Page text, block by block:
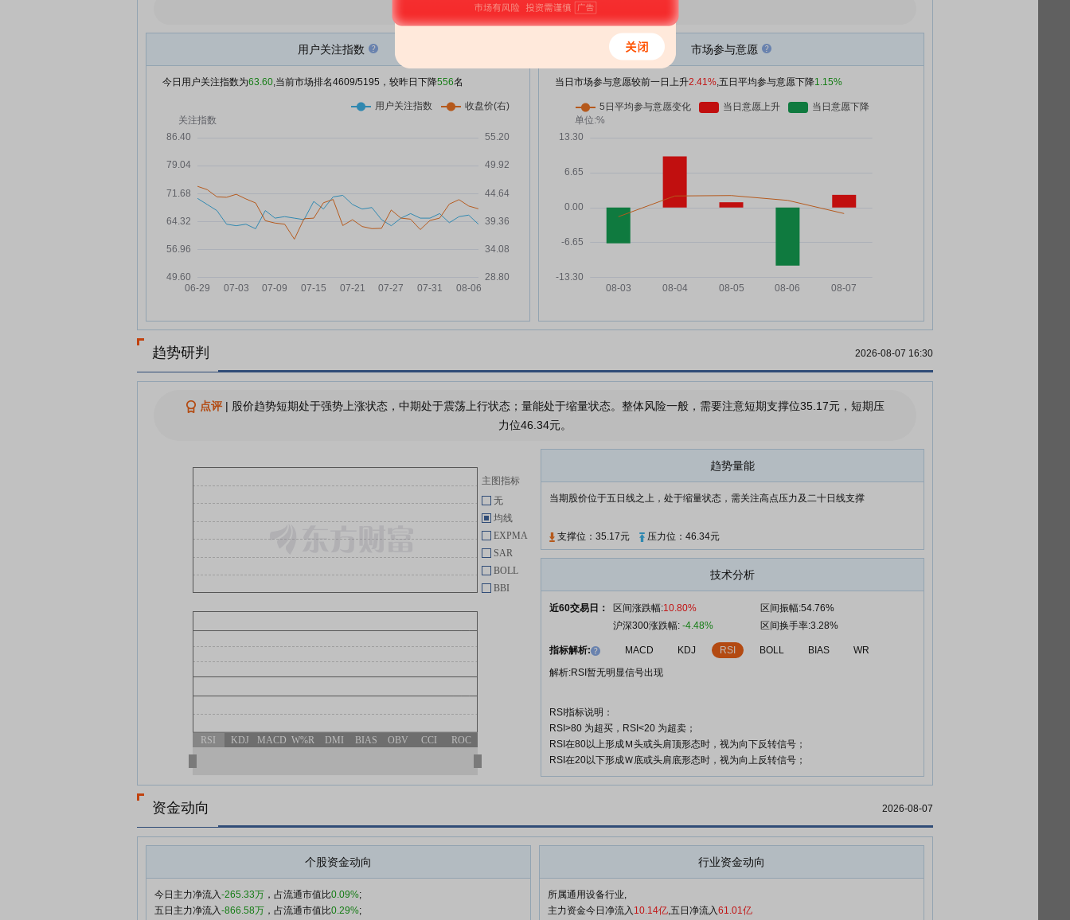
元，融资余额1.05亿元
开创电气7月30日盘中跌幅达5%
开创电气7月30日加速下跌
07-30
07-30
开创电气7月29日快速上涨
开创电气：融资净买入59.49万
现金管理专用结算账户的公告
07-28
开创电气7月28日盘中跌幅达5%
07-28
开创电气:2025年年度股东会决议
公告
开创电气:国浩律师(杭州)事务所关
2025年年度股东会的法律意见书
开创电气:301448开创电气投资者
关系管理信息20260515
05-15
关于浙江开创电气股份有限公司
2025年度持续督导跟踪报告
开创电气:国浩律师(杭州)事务所关
于浙江开创电气股份有限公司
授予部分第二个归属期归属条件未
意见书
04-28
股票激励计划首次授予部分第二个
励计划首次授予部分第二个归属期
归属条件未成就并作废部分限制性
04-28
关于浙江开创电气股份有限公司
2025年度内部控制评价报告的核
查意见
04-28
开创电气:关于召开2025年年度股
东会的通知
04-28
开创电气:关于修订及制定相关治
理制度的公告
开创电气:年报信息披露重大差错
04-28
今日用户关注度有所下降，参与意愿有所增强
市场参与意愿
当日市场参与意愿较前一日上升2.41%,五日平均参与意愿下降1.15%
用户关注指数
今日用户关注指数为63.60,当前市场排名4609/5195，较昨日下降556名
趋势研判 2026-08-07 16:30
点评| 股价趋势短期处于强势上涨状态，中期处于震荡上行状态；量能处于缩量状态。整体风险一般，需要注意短期支撑位35.17元，短期压
力位46.34元。
趋势量能
当期股价位于五日线之上，处于缩量状态，需关注高点压力及二十日线支撑
支撑位：35.17元 压力位：46.34元
技术分析
近60交易日： 区间涨跌幅:10.80%
区间振幅:54.76%
沪深300涨跌幅: -4.48% 区间换手率:3.28%
指标解析: MACD KDJ RSI BOLL BIAS
WR
解析:RSI暂无明显信号出现
RSI指标说明：
RSI>80 为超买，RSI<20 为超卖；
RSI在80以上形成Ｍ头或头肩顶形态时，视为向下反转信号；
RSI在20以下形成Ｗ底或头肩底形态时，视为向上反转信号；
主图指标
无
均线
EXPMA
SAR
BOLL
BBI
RSI KDJ MACD W%R DMI BIAS OBV CCI ROC
资金动向 2026-08-07
个股资金动向
今日主力净流入-265.33万 ，占流通市值比0.09%;
五日主力净流入-866.58万 ，占流通市值比0.29%;
行业资金动向
所属通用设备行业,
主力资金今日净流入 10.14亿,五日净流入61.01亿